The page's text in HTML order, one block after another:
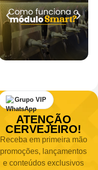
Grupo VIP
ATENÇÃO
CERVEJEIRO!
Receba em primeira mão
promoções, lançamentos
e conteúdos exclusivos